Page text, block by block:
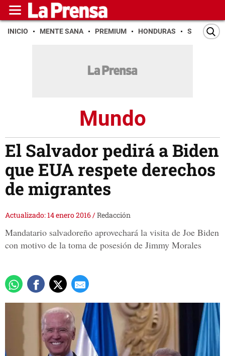
INICIO MENTE SANA PREMIUM HONDURAS SAN PEDRO
Mundo
El Salvador pedirá a Biden
que EUA respete derechos
de migrantes
Actualizado: 14 enero 2016/Redacción
Mandatario salvadoreño aprovechará la visita de Joe Biden
con motivo de la toma de posesión de Jimmy Morales